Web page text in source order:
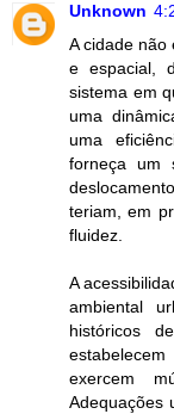
Unknown
A cidade não
e espacial,
sistema em
uma
uma
forneça um
teriam, em
fluidez.
A
ambiental
históricos
exercem
Adequações